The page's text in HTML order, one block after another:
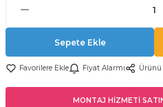
Sepete Ekle
Fiyat Alarmı Ürünü
MONTAJ HİZMETİ